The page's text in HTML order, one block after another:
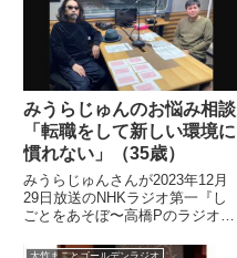
りそういうムーブメントじ...
みうらじゅんのお悩み相談
「転職をして新しい環境に
慣れない」（35歳）
みうらじゅんさんが2023年12月
29日放送のNHKラジオ第一『し
ごとをあそぼ〜高橋Pのラジオ』
た「ダメ出しをされると人格否定
大竹まことゴールデンラジオ